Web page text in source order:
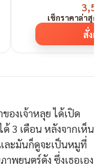
เช็กราคาล่าสุด
สั่งเ
งเจ้าหลุย ได้เปิด
ด้ 3 เดือน หลังจากเห็น
ละมันก็ดูจะเป็นหมูที่
พยนตร์ดัง ซึ่งเธอเอง